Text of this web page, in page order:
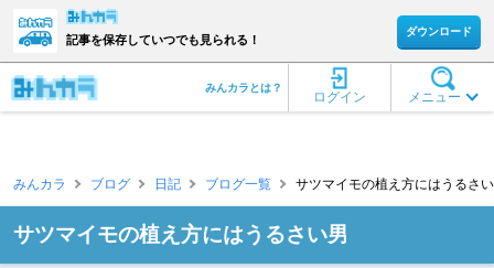
記事を保存していつでも見られる！
ダウンロード
メニュー
ログイン
みんカラとは？
みんカラ ブログ 日記 ブログ一覧 サツマイモの植え方にはうるさ
サツマイモの植え方にはうるさい男